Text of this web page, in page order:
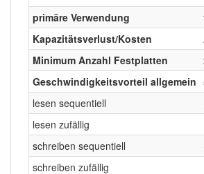
primäre Verwendung
Kapazitätsverlust/Kosten
Minimum Anzahl Festplatten
Geschwindigkeitsvorteil allgemein
lesen sequentiell
lesen zufällig
schreiben sequentiell
schreiben zufällig